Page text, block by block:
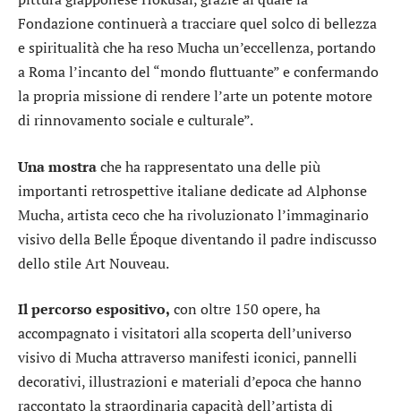
Fondazione continuerà a tracciare quel solco di bellezza
e spiritualità che ha reso Mucha un’eccellenza, portando
a Roma l’incanto del “mondo fluttuante” e confermando
la propria missione di rendere l’arte un potente motore
di rinnovamento sociale e culturale”.
Una mostrache ha rappresentato una delle più
importanti retrospettive italiane dedicate ad Alphonse
Mucha, artista ceco che ha rivoluzionato l’immaginario
visivo della Belle Époque diventando il padre indiscusso
dello stile Art Nouveau.
Il percorso espositivo, con oltre 150 opere, ha
accompagnato i visitatori alla scoperta dell’universo
visivo di Mucha attraverso manifesti iconici, pannelli
decorativi, illustrazioni e materiali d’epoca che hanno
raccontato la straordinaria capacità dell’artista di